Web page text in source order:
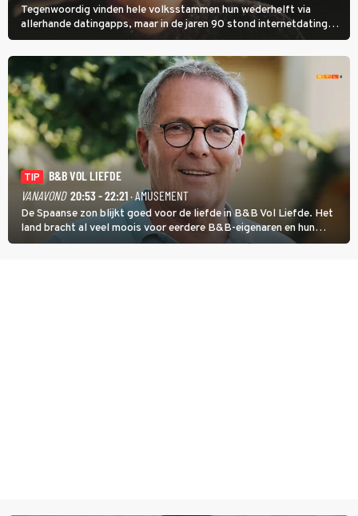
Tegenwoordig vinden hele volksstammen hun wederhelft via
allerhande datingapps, maar in de jaren 90 stond internetdating
nog in de kinderschoenen. In de film You've Got Mail zie je dat
terug.
TIP
B&B VOL LIEFDE
VANAVOND 20:53 - 22:21· AMUSEMENT
De Spaanse zon blijkt goed voor de liefde in B&B Vol Liefde. Het
land bracht al veel moois voor eerdere B&B-eigenaren en hun
partners. Ook Paul runt zijn gastenverblijf in Spanje. De 62-jarige